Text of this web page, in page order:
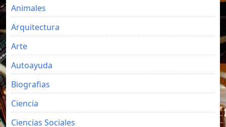
Animales
Arquitectura
Arte
Autoayuda
Biografias
Ciencia
Ciencias Sociales